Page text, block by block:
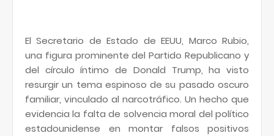
El Secretario de Estado de EEUU, Marco Rubio,
una figura prominente del Partido Republicano y
del círculo íntimo de Donald Trump, ha visto
resurgir un tema espinoso de su pasado oscuro
familiar, vinculado al narcotráfico. Un hecho que
evidencia la falta de solvencia moral del político
estadounidense en montar falsos positivos